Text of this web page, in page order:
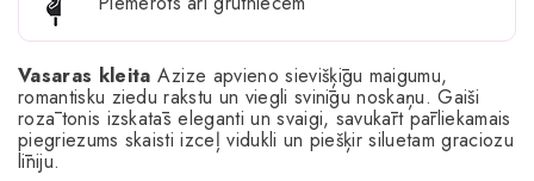
Vasaras kleita Azize apvieno sievišķīgu maigumu,
romantisku ziedu rakstu un viegli svinīgu noskaņu. Gaiši
rozā tonis izskatās eleganti un svaigi, savukārt pārliekamais
piegriezums skaisti izceļ vidukli un piešķir siluetam graciozu
līniju.